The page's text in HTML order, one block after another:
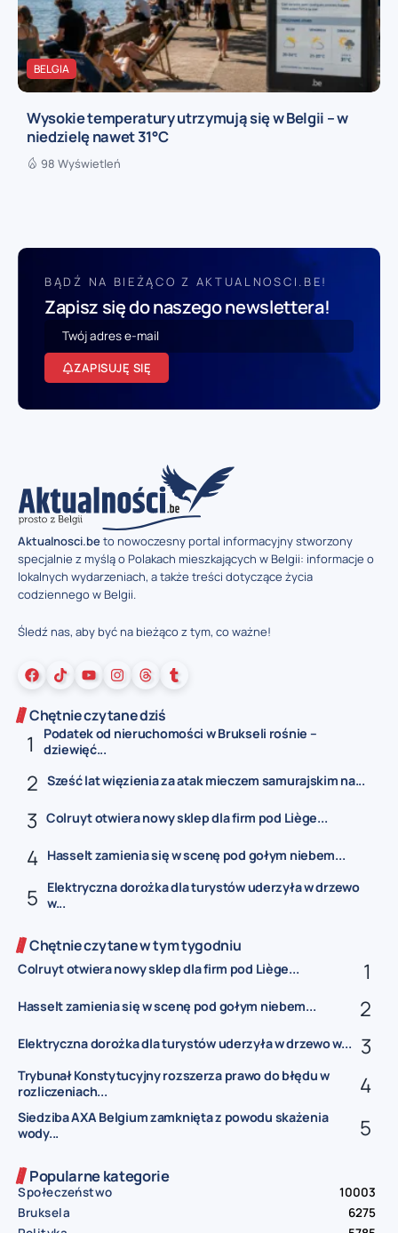
BELGIA
Wysokie temperatury utrzymują się w Belgii – w
niedzielę nawet 31°C
98 Wyświetleń
BĄDŹ NA BIEŻĄCO Z AKTUALNOSCI.BE!
Zapisz się do naszego newslettera!
ZAPISUJĘ SIĘ
Aktualnosci.beto nowoczesny portal informacyjny stworzony
specjalnie z myślą o Polakach mieszkających w Belgii: informacje o
lokalnych wydarzeniach, a także treści dotyczące życia
codziennego w Belgii.
Śledź nas, aby być na bieżąco z tym, co ważne!
Chętnie czytane dziś
Podatek od nieruchomości w Brukseli rośnie –
dziewięć...
Sześć lat więzienia za atak mieczem samurajskim na...
Colruyt otwiera nowy sklep dla firm pod Liège...
Hasselt zamienia się w scenę pod gołym niebem...
Elektryczna dorożka dla turystów uderzyła w drzewo
w...
Chętnie czytane w tym tygodniu
Colruyt otwiera nowy sklep dla firm pod Liège...
Hasselt zamienia się w scenę pod gołym niebem...
Elektryczna dorożka dla turystów uderzyła w drzewo w...
Trybunał Konstytucyjny rozszerza prawo do błędu w
rozliczeniach...
Siedziba AXA Belgium zamknięta z powodu skażenia
wody...
Popularne kategorie
Społeczeństwo
10003
Bruksela
6275